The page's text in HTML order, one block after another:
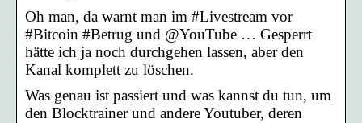
Oh man, da warnt man im #Livestream vor
#Bitcoin #Betrug und @YouTube … Gesperrt
hätte ich ja noch durchgehen lassen, aber den
Kanal komplett zu löschen.
Was genau ist passiert und was kannst du tun, um
den Blocktrainer und andere Youtuber, deren